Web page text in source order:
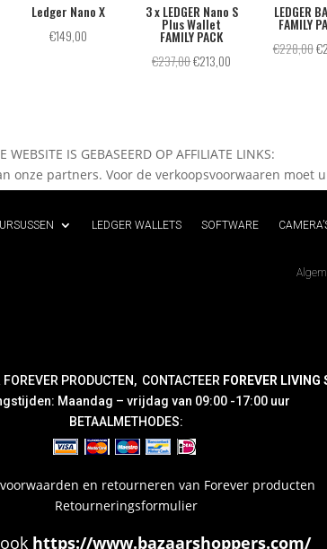
Ledger Nano X
€149,00
3 x LEDGER Nano S
Plus Wallet
FAMILY PACK
€237,00Oorspronkelijke
€213,00
LEDGER
FAMILY
€228,00€
WEBSITE IS GEBASEERD OP AFFILIATE LINKS:
onze partners. Voor de verkoopsvoorwaaren
LEDGER WALLETS SOFTWARE
PRODUCTEN, CONTACTEER FOREVER
Maandag – vrijdag van 09:00 -17:00 uur
BETAALMETHODES:
en retourneren van Forever producten
Retourneringsformulier
https://www.bazaarshoppers.com/